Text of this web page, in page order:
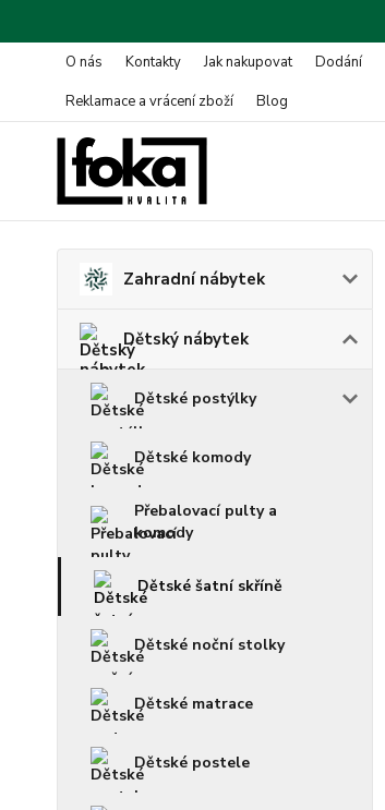
O nás Kontakty Jak nakupovat Dodání
Reklamace a vrácení zboží
Blog
Zahradní nábytek
Dětský nábytek
Dětské postýlky
Dětské komody
Přebalovací pulty a
komody
Dětské šatní skříně
Dětské noční stolky
Dětské matrace
Dětské postele